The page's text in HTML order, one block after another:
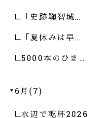
「史跡鞠智城…
「夏休みは早…
5000本のひま…
6月(7)
水辺で乾杯2026